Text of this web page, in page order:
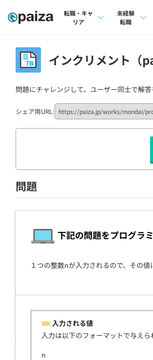
転職・キャ
リア
転職成功ガイド
転職エージェント
未経験
転職
インタビュー
転職成功ガ
インクリメント（
問題にチャレンジして、ユーザー同士で解
シェア用URL:
問題
下記の問題をプログラ
１つの整数nが入力されるので、その
入力される値
入力は以下のフォーマットで与えら
n